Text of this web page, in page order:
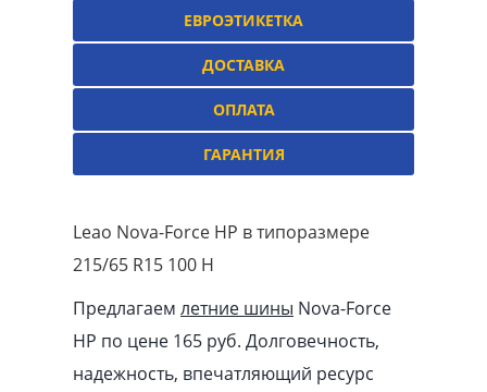
ЕВРОЭТИКЕТКА
ДОСТАВКА
ОПЛАТА
ГАРАНТИЯ
Leao Nova-Force HP в типоразмере
215/65 R15 100 H
Предлагаем летние шины Nova-Force
HP по цене 165 руб. Долговечность,
надежность, впечатляющий ресурс